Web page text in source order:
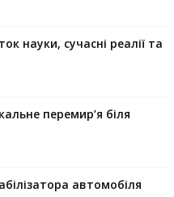
науки, сучасні реалії та
перемир’я біля
автомобіля